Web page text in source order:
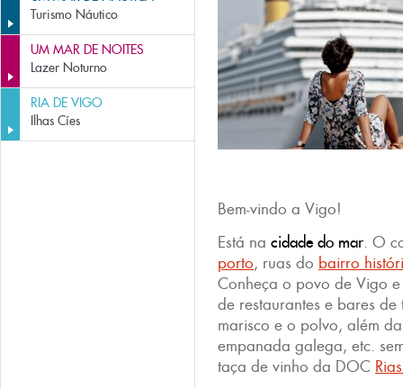
Turismo Náutico
UM MAR DE NOITES
Lazer Noturno
RIA DE VIGO
Ilhas Cíes
Bem-vindo a Vigo!
Está na cidade do mar. O
porto, ruas do bairro
Conheça o povo de Vigo
de restaurantes e bares
marisco e o polvo, além
empanada galega, etc.
taça de vinho da DOC